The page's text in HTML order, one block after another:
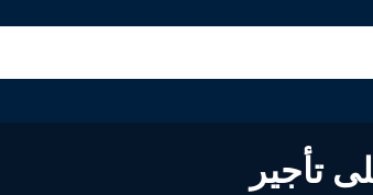
20% على تأجير